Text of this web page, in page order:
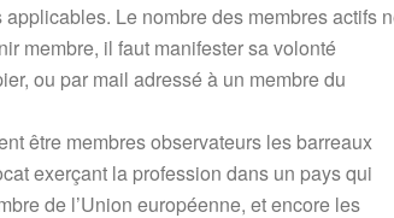
Le nombre des membres actifs
membre, il faut manifester sa volonté
ou par mail adressé à un membre du
être membres observateurs les barreaux
exerçant la profession dans un pays qui
de l’Union européenne, et encore les